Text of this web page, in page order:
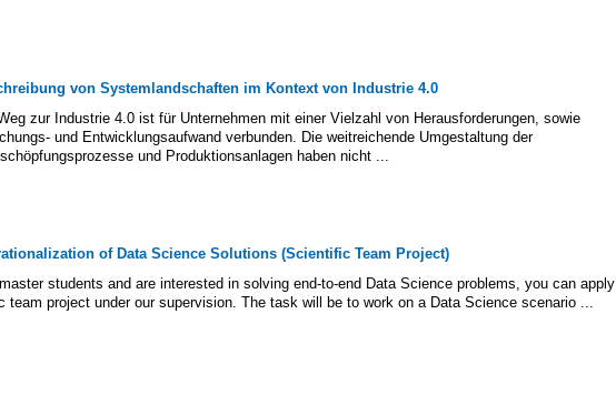
von Systemlandschaften im Kontext von Industrie 4.0
zur Industrie 4.0 ist für Unternehmen mit einer Vielzahl von Herausforderungen, sowie
und Entwicklungsaufwand verbunden. Die weitreichende Umgestaltung der
und Produktionsanlagen haben nicht ...
of Data Science Solutions (Scientific Team Project)
students and are interested in solving end-to-end Data Science problems, you can apply
team project under our supervision. The task will be to work on a Data Science scenario ...